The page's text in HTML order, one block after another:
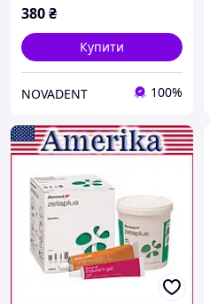
380₴
Купити
NOVADENT 100%